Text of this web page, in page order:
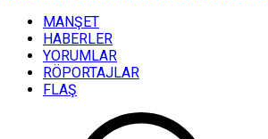
MANŞET
HABERLER
YORUMLAR
RÖPORTAJLAR
FLAŞ